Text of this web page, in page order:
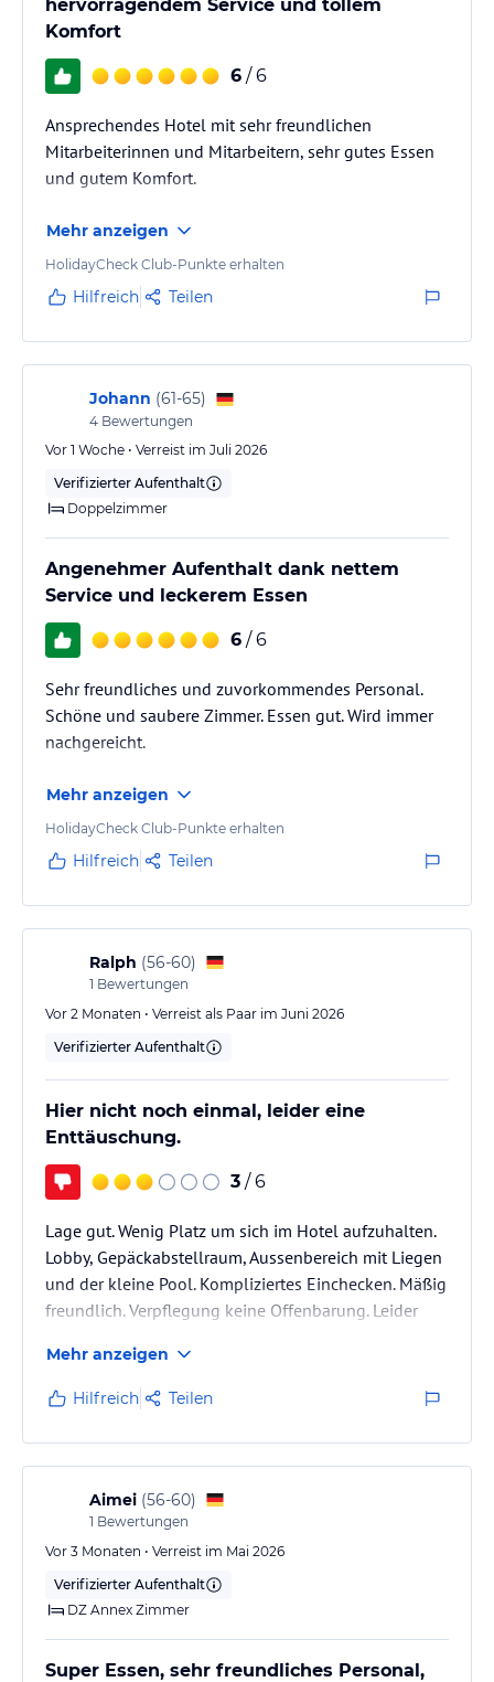
hervorragendem Service und tollem
Komfort
6 / 6
Ansprechendes Hotel mit sehr freundlichen
Mitarbeiterinnen und Mitarbeitern, sehr gutes Essen
und gutem Komfort.
Mehr anzeigen
HolidayCheck Club-Punkte erhalten
Hilfreich Teilen
Johann (61-65)
4 Bewertungen
Vor 1 Woche • Verreist im Juli 2026
Verifizierter Aufenthalt
Doppelzimmer
Angenehmer Aufenthalt dank nettem
Service und leckerem Essen
6 / 6
Sehr freundliches und zuvorkommendes Personal.
Schöne und saubere Zimmer. Essen gut. Wird immer
nachgereicht.
Mehr anzeigen
HolidayCheck Club-Punkte erhalten
Hilfreich Teilen
Ralph (56-60)
1 Bewertungen
Vor 2 Monaten • Verreist als Paar im Juni 2026
Verifizierter Aufenthalt
Hier nicht noch einmal, leider eine
Enttäuschung.
3 / 6
Lage gut. Wenig Platz um sich im Hotel aufzuhalten.
Lobby, Gepäckabstellraum, Aussenbereich mit Liegen
und der kleine Pool. Kompliziertes Einchecken. Mäßig
freundlich. Verpflegung keine Offenbarung. Leider
einen Ausflug unzureichend, lieblos, nicht
durchdacht. Kreta gerne wieder einmal , dann jedoch
im Nachbarhotel.
Mehr anzeigen
Hilfreich Teilen
Aimei (56-60)
1 Bewertungen
Vor 3 Monaten • Verreist im Mai 2026
Verifizierter Aufenthalt
DZ Annex Zimmer
Super Essen, sehr freundliches Personal,